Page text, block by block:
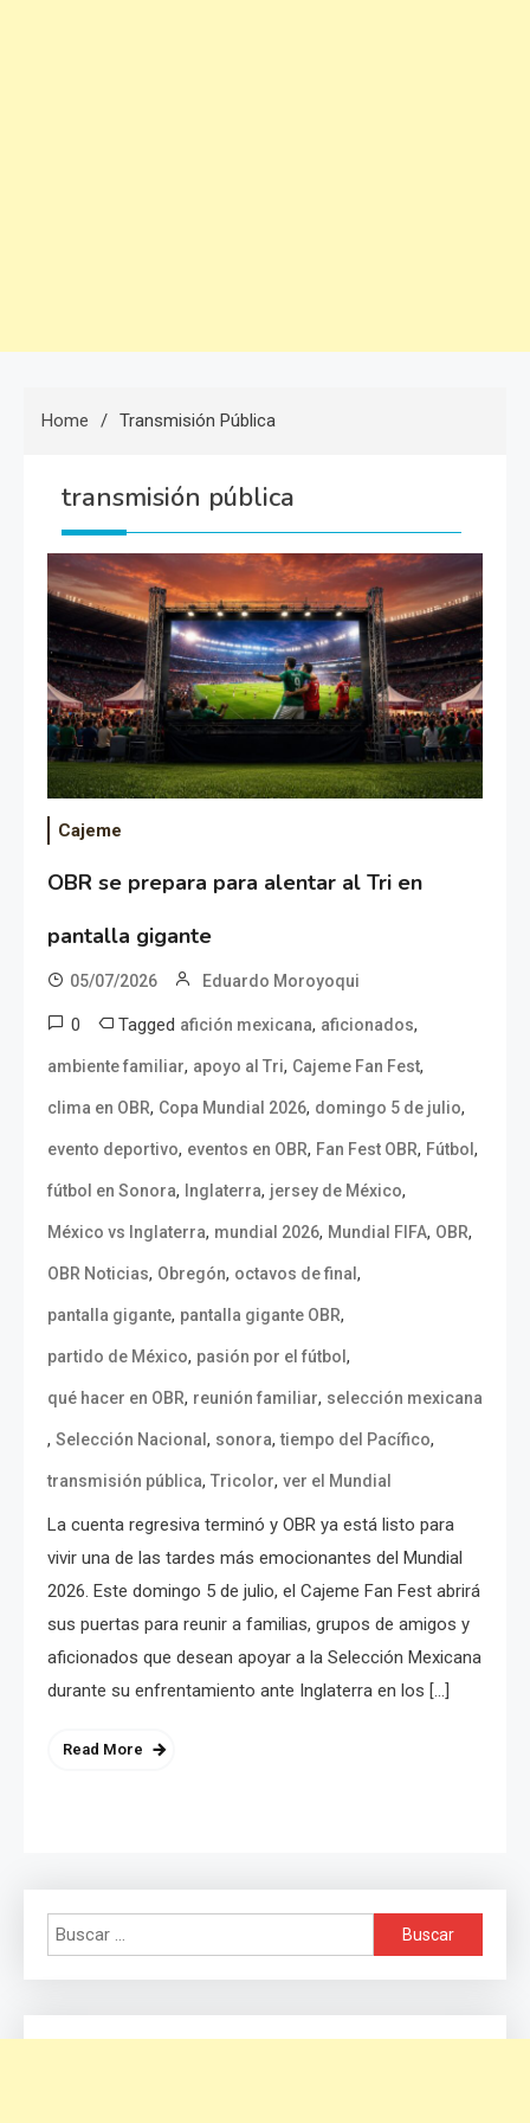
Home Transmisión Pública
transmisión pública
Cajeme
OBR se prepara para alentar al Tri en
pantalla gigante
05/07/2026 Eduardo Moroyoqui
0 Tagged afición mexicana, aficionados,
ambiente familiar, apoyo al Tri, Cajeme Fan Fest,
clima en OBR, Copa Mundial 2026, domingo 5 de julio,
evento deportivo, eventos en OBR, Fan Fest OBR, Fútbol ,
fútbol en Sonora, Inglaterra, jersey de México,
México vs Inglaterra, mundial 2026, Mundial FIFA, OBR,
OBR Noticias, Obregón, octavos de final ,
pantalla gigante, pantalla gigante OBR,
partido de México, pasión por el fútbol ,
qué hacer en OBR, reunión familiar, selección mexicana
, Selección Nacional , sonora,tiempo del Pacífico,
transmisión pública, Tricolor, ver el Mundial
La cuenta regresiva terminó y OBR ya está listo para
vivir una de las tardes más emocionantes del Mundial
2026. Este domingo 5 de julio, el Cajeme Fan Fest abrirá
sus puertas para reunir a familias, grupos de amigos y
aficionados que desean apoyar a la Selección Mexicana
durante su enfrentamiento ante Inglaterra en los […]
Read More
Buscar: